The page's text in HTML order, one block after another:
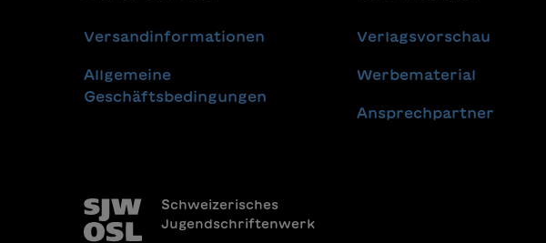
Versandinformationen
Allgemeine
Geschäftsbedingungen
Verlagsvorschau
Werbematerial
Ansprechpartner
Schweizerisches
Jugendschriftenwerk